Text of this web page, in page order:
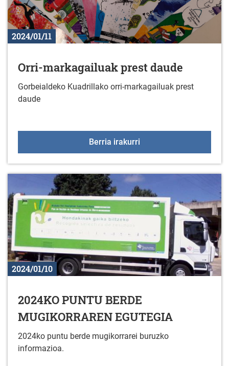
2024/01/11
Orri-markagailuak prest daude
Gorbeialdeko Kuadrillako orri-markagailuak prest
daude
Berria irakurri
2024/01/10
2024KO PUNTU BERDE
MUGIKORRAREN EGUTEGIA
2024ko puntu berde mugikorrarei buruzko
informazioa.